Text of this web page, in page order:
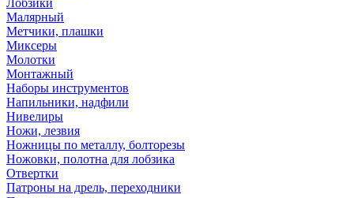
Лобзики
Малярный
Метчики, плашки
Миксеры
Молотки
Монтажный
Наборы инструментов
Напильники, надфили
Нивелиры
Ножи, лезвия
Ножницы по металлу, болторезы
Ножовки, полотна для лобзика
Отвертки
Патроны на дрель, переходники